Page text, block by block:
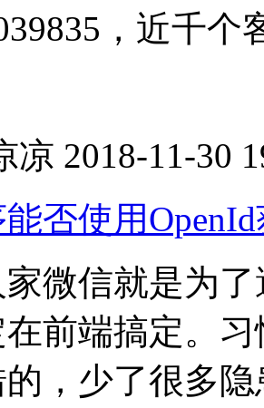
，近千个
凉 2018-11-30
否使用
微信就是为
前端搞定。
，少了很多